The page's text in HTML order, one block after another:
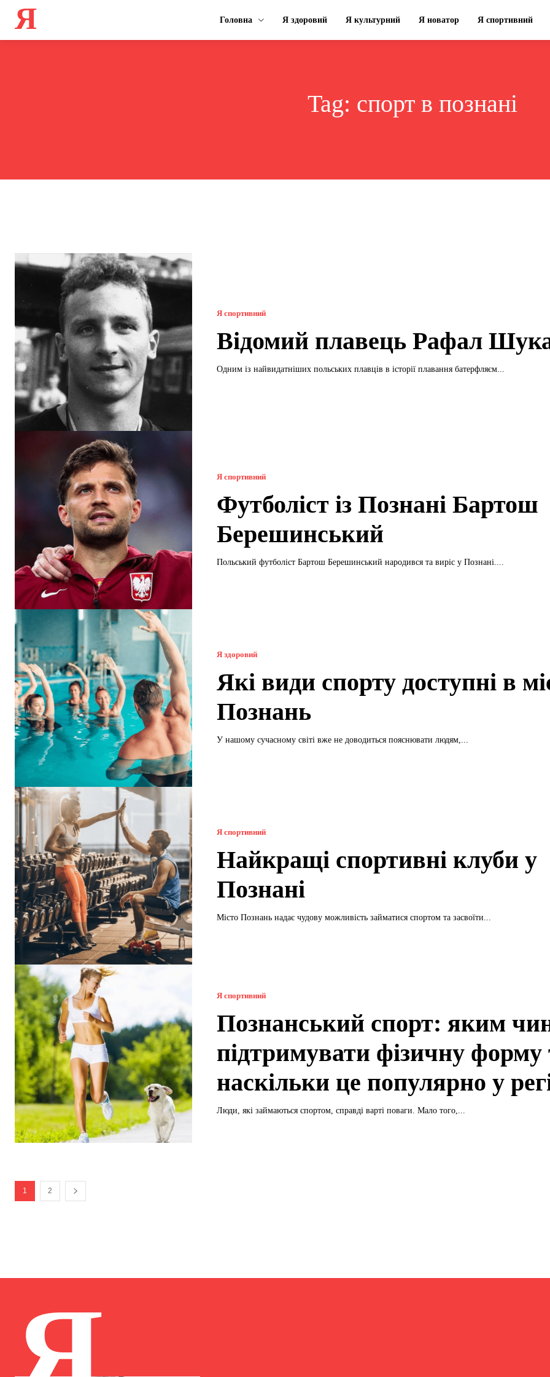
Я Головна Я здоровий Я культурний Я новатор Я спортивний
Tag: спорт в познані
Я спортивний
Відомий плавець Рафал
Одним із найвидатніших польських плавців в історії плавання батерфляєм...
Я спортивний
Футболіст із Познані Бартош
Берешинський
Польський футболіст Бартош Берешинський народився та виріс у Познані....
Я здоровий
Які види спорту доступні в
Познань
У нашому сучасному світі вже не доводиться пояснювати людям,...
Я спортивний
Найкращі спортивні клуби у
Познані
Місто Познань надає чудову можливість займатися спортом та засвоїти...
Я спортивний
Познанський спорт: яким
підтримувати фізичну форму
наскільки це популярно у
Люди, які займаються спортом, справді варті поваги. Мало того,...
1 2